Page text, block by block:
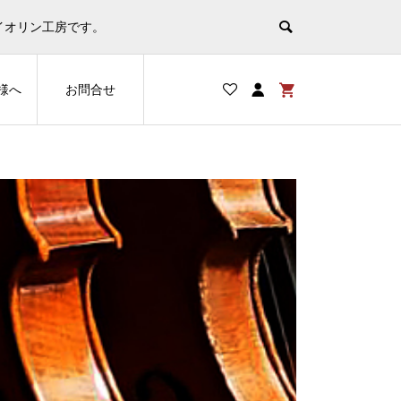
リン工房です。
へ お問合せ
表示